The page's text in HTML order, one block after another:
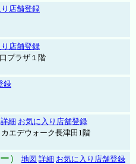
店舗登録
店舗登録
プラザ１階
録
詳細 お気に入り店舗登録
エデウォーク長津田1階
） 地図 詳細 お気に入り店舗登録